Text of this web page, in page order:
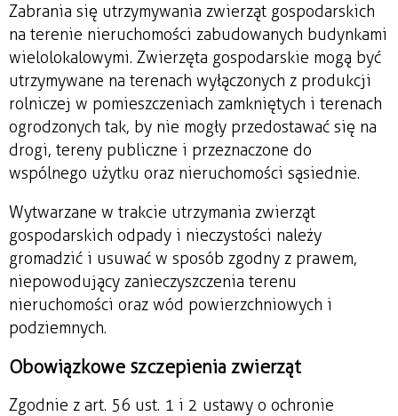
Zabrania się utrzymywania zwierząt gospodarskich
na terenie nieruchomości zabudowanych budynkami
wielolokalowymi. Zwierzęta gospodarskie mogą być
utrzymywane na terenach wyłączonych z produkcji
rolniczej w pomieszczeniach zamkniętych i terenach
ogrodzonych tak, by nie mogły przedostawać się na
drogi, tereny publiczne i przeznaczone do
wspólnego użytku oraz nieruchomości sąsiednie.
Wytwarzane w trakcie utrzymania zwierząt
gospodarskich odpady i nieczystości należy
gromadzić i usuwać w sposób zgodny z prawem,
niepowodujący zanieczyszczenia terenu
nieruchomości oraz wód powierzchniowych i
podziemnych.
Obowiązkowe szczepienia zwierząt
Zgodnie z art. 56 ust. 1 i 2 ustawy o ochronie